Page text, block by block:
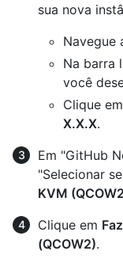
sua nova
Navegue
Na barra
você
Clique em
X.X.X.
Em "GitHub
"Selecionar
KVM
Clique em
(QCOW2).